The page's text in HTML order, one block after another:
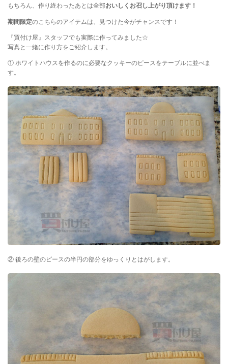
もちろん、作り終わったあとは全部おいしくお召し上がり頂けます！
期間限定のこちらのアイテムは、見つけた今がチャンスです！
『買付け屋』スタッフでも実際に作ってみました☆
写真と一緒に作り方をご紹介します。
① ホワイトハウスを作るのに必要なクッキーのピースをテーブルに並べま
す。
② 後ろの壁のピースの半円の部分をゆっくりとはがします。